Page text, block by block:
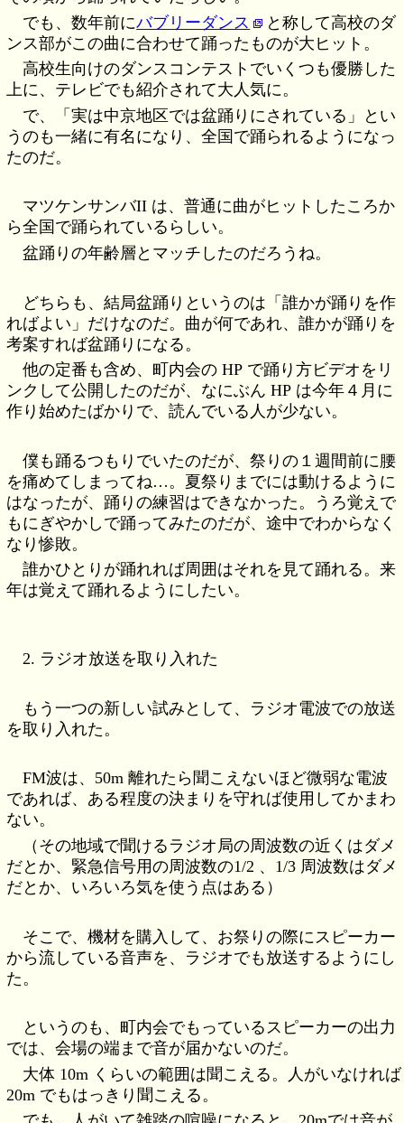
でも、数年前にバブリーダンス
と称して高校のダ
ンス部がこの曲に合わせて踊ったものが大ヒット。
高校生向けのダンスコンテストでいくつも優勝した
上に、テレビでも紹介されて大人気に。
で、「実は中京地区では盆踊りにされている」とい
うのも一緒に有名になり、全国で踊られるようになっ
たのだ。
マツケンサンバII は、普通に曲がヒットしたころか
ら全国で踊られているらしい。
盆踊りの年齢層とマッチしたのだろうね。
どちらも、結局盆踊りというのは「誰かが踊りを作
ればよい」だけなのだ。曲が何であれ、誰かが踊りを
考案すれば盆踊りになる。
他の定番も含め、町内会の HP で踊り方ビデオをリ
ンクして公開したのだが、なにぶん HP は今年４月に
作り始めたばかりで、読んでいる人が少ない。
僕も踊るつもりでいたのだが、祭りの１週間前に腰
を痛めてしまってね…。夏祭りまでには動けるように
はなったが、踊りの練習はできなかった。うろ覚えで
もにぎやかしで踊ってみたのだが、途中でわからなく
なり惨敗。
誰かひとりが踊れれば周囲はそれを見て踊れる。来
年は覚えて踊れるようにしたい。
2. ラジオ放送を取り入れた
もう一つの新しい試みとして、ラジオ電波での放送
を取り入れた。
FM波は、50m 離れたら聞こえないほど微弱な電波
であれば、ある程度の決まりを守れば使用してかまわ
ない。
（その地域で聞けるラジオ局の周波数の近くはダメ
だとか、緊急信号用の周波数の1/2 、1/3 周波数はダメ
だとか、いろいろ気を使う点はある）
そこで、機材を購入して、お祭りの際にスピーカー
から流している音声を、ラジオでも放送するようにし
た。
というのも、町内会でもっているスピーカーの出力
では、会場の端まで音が届かないのだ。
大体 10m くらいの範囲は聞こえる。人がいなければ
20m でもはっきり聞こえる。